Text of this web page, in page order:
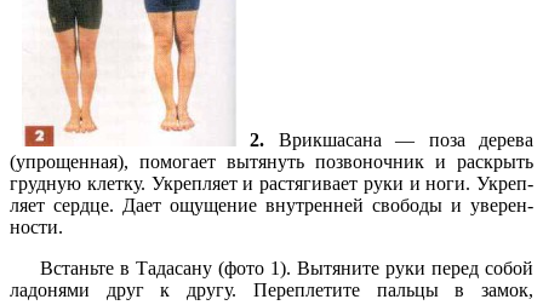
2. Врикшасана — поза дерева
(упрощенная), помогает вытя­нуть позвоночник и раскрыть
грудную клетку. Укрепляет и растягивает руки и ноги. Укреп­
ляет сердце. Дает ощущение внутренней свободы и уверен­
ности.
Встаньте в Тадасану (фото 1). Вытяните руки перед собой
ладонями друг к другу. Перепле­тите пальцы в замок,